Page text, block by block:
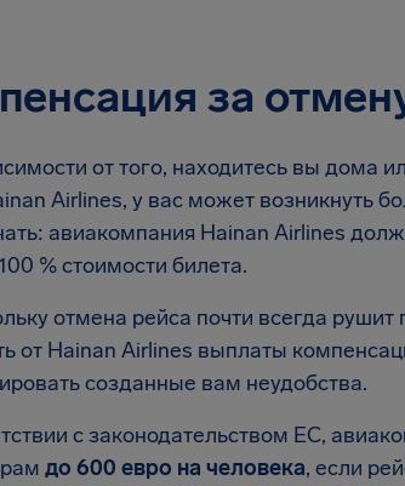
за
от того, находитесь вы дома
Airlines, у вас может возникнуть
авиакомпания Hainan Airlines
% стоимости билета.
отмена рейса почти всегда
от Hainan Airlines выплаты
созданные вам неудобства.
с законодательством ЕС,
до 600 евро на человека, если